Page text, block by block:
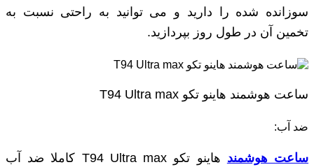
سوزانده شده را دارید و می توانید به راحتی نسبت به
تخمین آن در طول روز بپردازید.
ساعت هوشمند هاینو تکو T94 Ultra max
ضد آب:
ساعت هوشمند
هاینو تکو T94 Ultra max کاملا ضد آب